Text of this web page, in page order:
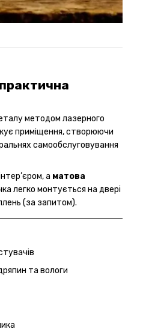
методом лазерного
приміщення, створюючи
самообслуговування
а матова
легко монтується на двері
(за запитом).
та вологи